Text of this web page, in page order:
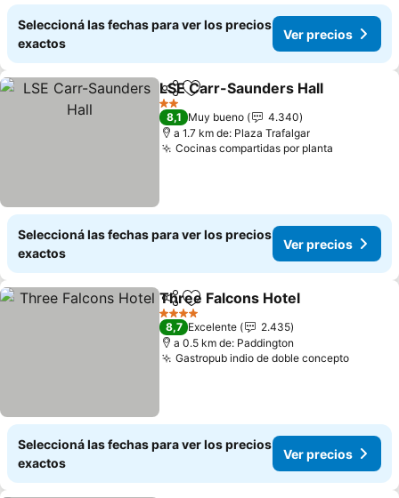
Seleccioná las fechas para ver los precios
exactos
Ver precios
CompartirAñadir a favoritos
LSE Carr-Saunders Hall
2 Estrellas
8,1 Muy bueno
4.340
a 1.7 km de: Plaza Trafalgar
Cocinas compartidas por planta
Seleccioná las fechas para ver los precios
exactos
Ver precios
Compartir
Añadir a favoritos
Three Falcons Hotel
4 Estrellas
8,7 Excelente
2.435
a 0.5 km de: Paddington
Gastropub indio de doble conceptoVer
Seleccioná las fechas para ver los precios
exactos
Ver precios